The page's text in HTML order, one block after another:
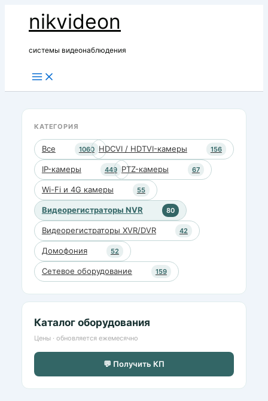
nikvideon
системы видеонаблюдения
КАТЕГОРИЯ
Все 1060 HDCVI / HDTVI-камеры 156
IP-камеры 449 PTZ-камеры 67
Wi-Fi и 4G камеры 55
Видеорегистраторы NVR 80
Видеорегистраторы XVR/DVR 42
Домофония 52
Сетевое оборудование 159
Каталог оборудования
Цены · обновляется ежемесячно
💬 Получить КП